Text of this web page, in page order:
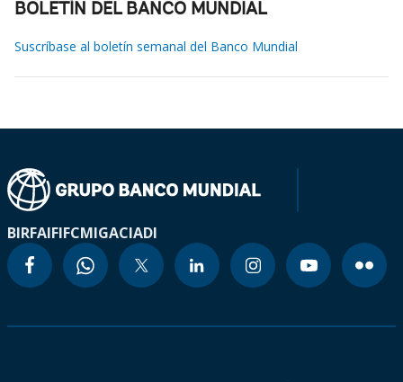
BOLETÍN DEL BANCO MUNDIAL
Suscríbase al boletín semanal del Banco Mundial
BIRFAIFIFCMIGACIADI